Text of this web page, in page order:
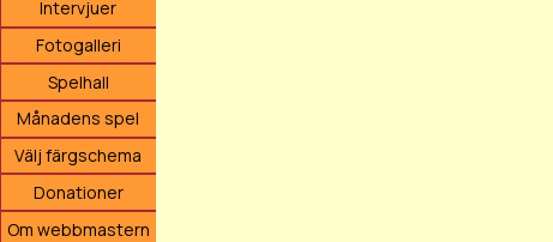
Intervjuer
Fotogalleri
Spelhall
Månadens spel
Välj färgschema
Donationer
Om webbmastern